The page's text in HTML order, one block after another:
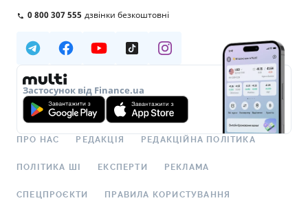
0 800 307 555 дзвінки безкоштовні
Застосунок від Finance.ua
ПРО НАС РЕДАКЦІЯ РЕДАКЦІЙНА ПОЛІТИКА
ПОЛІТИКА ШІ ЕКСПЕРТИ РЕКЛАМА
СПЕЦПРОЄКТИ ПРАВИЛА КОРИСТУВАННЯ